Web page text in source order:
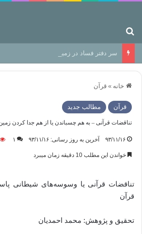
سر دفتر فساد در زمین‌، دوری وکناره‌گیری
خانه » قرآن
قرآن مطالب جدید
تناقضات قرآنی – به هم چسباندن یا از هم جدا کردن
۹۳/۱۱/۱۶ آخرین به روز رسانی: ۹۳/۱۱/۱۶ ۱
خواندن این مطلب 10 دقیقه زمان میبرد
تناقضات قرآنی یا وسوسه‌های شیطانی
قرآن
تحقیق و پژوهش: محمد احمدیان